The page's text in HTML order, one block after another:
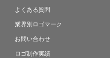
よくある質問
業界別ロゴマーク
お問い合わせ
ロゴ制作実績